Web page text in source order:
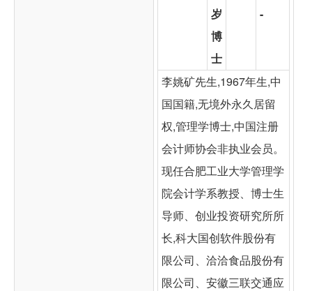
岁
博
士
-
李姚矿先生,1967年生,中
国国籍,无境外永久居留
权,管理学博士,中国注册
会计师协会非执业会员。
现任合肥工业大学管理学
院会计学系教授、博士生
导师、创业投资研究所所
长,科大国创软件股份有
限公司、洽洽食品股份有
限公司、安徽三联交通应